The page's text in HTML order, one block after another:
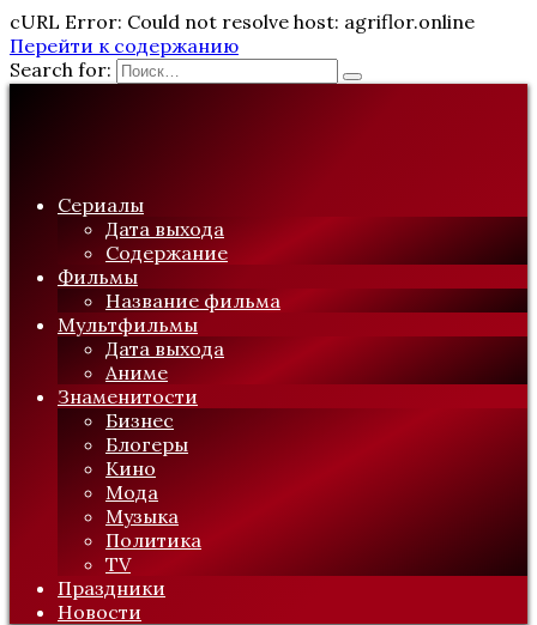
cURL Error: Could not resolve host: agriflor.online
Перейти к содержанию
Search for:
Сериалы
Дата выхода
Содержание
Фильмы
Название фильма
Мультфильмы
Дата выхода
Аниме
Знаменитости
Бизнес
Блогеры
Кино
Мода
Музыка
Политика
TV
Праздники
Новости